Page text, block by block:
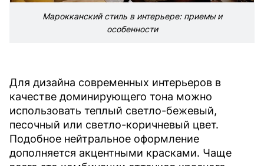
Марокканский стиль в интерьере: приемы и
особенности
Для дизайна современных интерьеров в
качестве доминирующего тона можно
использовать теплый светло-бежевый,
песочный или светло-коричневый цвет.
Подобное нейтральное оформление
дополняется акцентными красками. Чаще